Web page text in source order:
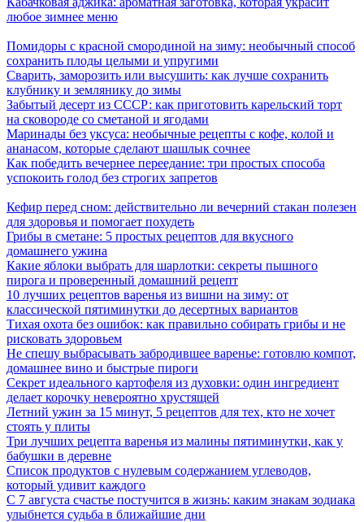
любое зимнее меню
Помидоры с красной смородиной на зиму: необычный способ
сохранить плоды целыми и упругими
Сварить, заморозить или высушить: как лучше сохранить
клубнику и землянику до зимы
Забытый десерт из СССР: как приготовить карельский торт
на сковороде со сметаной и ягодами
Маринады без уксуса: необычные рецепты с кофе, колой и
ананасом, которые сделают шашлык сочнее
Как победить вечернее переедание: три простых способа
успокоить голод без строгих запретов
Кефир перед сном: действительно ли вечерний стакан полезен
для здоровья и помогает похудеть
Грибы в сметане: 5 простых рецептов для вкусного
домашнего ужина
Какие яблоки выбрать для шарлотки: секреты пышного
пирога и проверенный домашний рецепт
10 лучших рецептов варенья из вишни на зиму: от
классической пятиминутки до десертных вариантов
Тихая охота без ошибок: как правильно собирать грибы и не
рисковать здоровьем
Не спешу выбрасывать забродившее варенье: готовлю компот,
домашнее вино и быстрые пироги
Секрет идеального картофеля из духовки: один ингредиент
делает корочку невероятно хрустящей
Летний ужин за 15 минут, 5 рецептов для тех, кто не хочет
стоять у плиты
Три лучших рецепта варенья из малины пятиминутки, как у
бабушки в деревне
Список продуктов с нулевым содержанием углеводов,
который удивит каждого
С 7 августа счастье постучится в жизнь: каким знакам зодиака
улыбнется судьба в ближайшие дни